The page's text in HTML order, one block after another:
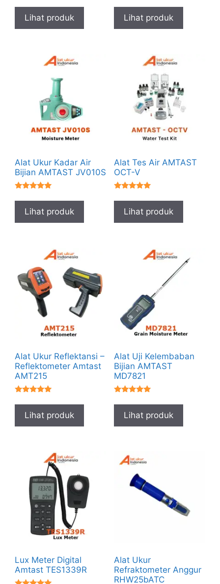
Lihat produk Lihat produk
Alat Ukur Kadar Air
Bijian AMTAST JV010S
Lihat produk
Alat Tes Air AMTAST
OCT-V
Lihat produk
Alat Ukur Reflektansi –
Reflektometer Amtast
AMT215
Lihat produk
Alat Uji Kelembaban
Bijian AMTAST
MD7821
Lihat produk
Lux Meter Digital
Amtast TES1339R
Alat Ukur
Refraktometer Anggur
RHW25bATC